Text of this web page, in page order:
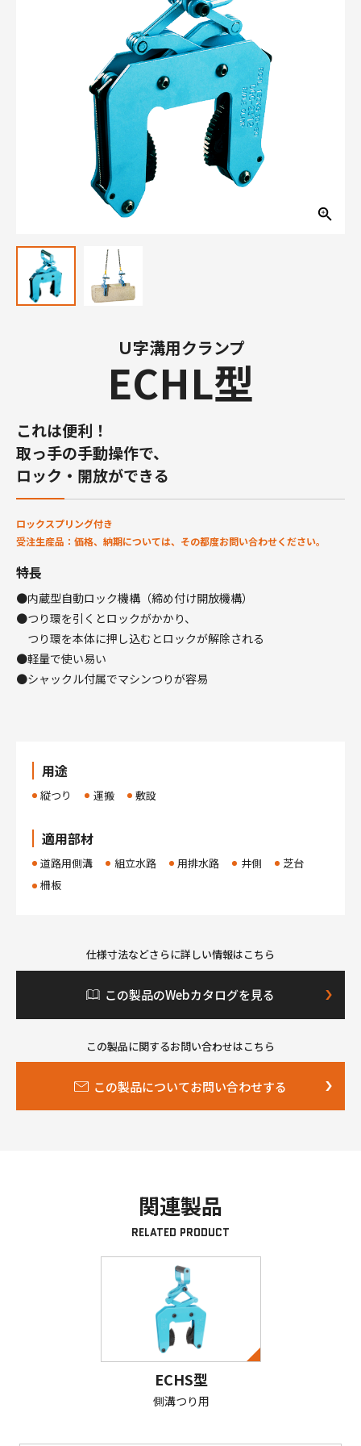
Ｕ字溝用クランプ
ECHL型
これは便利！
取っ手の手動操作で、
ロック・開放ができる
ロックスプリング付き
受注生産品：価格、納期については、その都度お問い合わせください。
特長
●内蔵型自動ロック機構（締め付け開放機構）
●つり環を引くとロックがかかり、
つり環を本体に押し込むとロックが解除される
●軽量で使い易い
●シャックル付属でマシンつりが容易
用途
縦つり 運搬 敷設
適用部材
道路用側溝 組立水路 用排水路 井側
芝台
柵板
仕様寸法などさらに詳しい情報はこちら
この製品のWebカタログを見る
この製品に関するお問い合わせはこちら
この製品についてお問い合わせする
関連製品
RELATED PRODUCT
ECHS型
側溝つり用